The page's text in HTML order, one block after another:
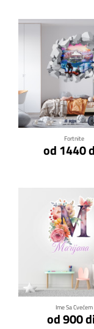
Fortnite
od 1440
Klikni za
Ime Sa Cvećem
od 900
Klikni za